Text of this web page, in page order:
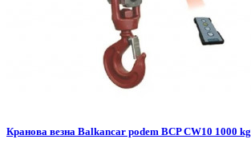
Кранова везна Balkancar podem BCP CW10 1000 kg